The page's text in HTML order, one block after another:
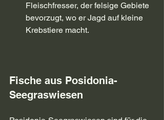
Fleischfresser, der felsige Gebiete
bevorzugt, wo er Jagd auf kleine
Krebstiere macht.
Fische aus Posidonia-
Seegraswiesen